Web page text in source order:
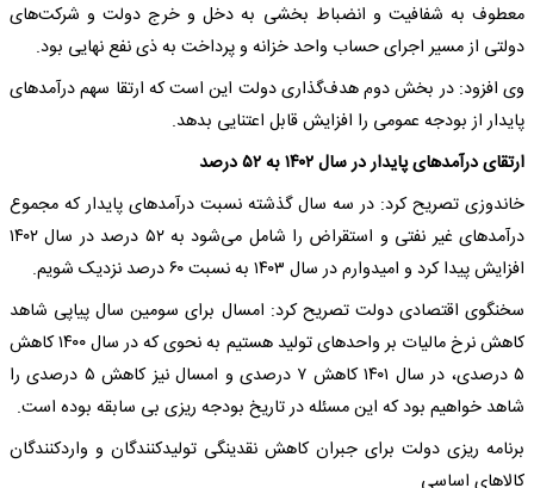
معطوف به شفافیت و انضباط بخشی به دخل و خرج دولت و شرکت‌های
دولتی از مسیر اجرای حساب واحد خزانه و پرداخت به ذی نفع نهایی بود.
وی افزود: در بخش دوم هدف‌گذاری دولت این است که ارتقا سهم درآمدهای
پایدار از بودجه عمومی را افزایش قابل اعتنایی بدهد.
ارتقای درآمدهای پایدار در سال ۱۴۰۲ به ۵۲ درصد
خاندوزی تصریح کرد: در سه سال گذشته نسبت درآمدهای پایدار که مجموع
درآمدهای غیر نفتی و استقراض را شامل می‌شود به ۵۲ درصد در سال ۱۴۰۲
افزایش پیدا کرد و امیدوارم در سال ۱۴۰۳ به نسبت ۶۰ درصد نزدیک شویم.
سخنگوی اقتصادی دولت تصریح کرد: امسال برای سومین سال پیاپی شاهد
کاهش نرخ مالیات بر واحدهای تولید هستیم به نحوی که در سال ۱۴۰۰ کاهش
۵ درصدی، در سال ۱۴۰۱ کاهش ۷ درصدی و امسال نیز کاهش ۵ درصدی را
شاهد خواهیم بود که این مسئله در تاریخ بودجه ریزی بی سابقه بوده است.
برنامه ریزی دولت برای جبران کاهش نقدینگی تولیدکنندگان و واردکنندگان
کالاهای اساسی